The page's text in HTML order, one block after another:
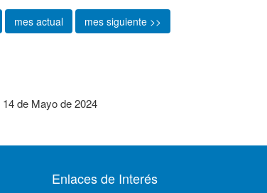
mes actual mes siguiente >>
de Mayo de 2024
Enlaces de Interés